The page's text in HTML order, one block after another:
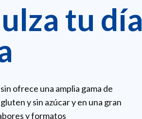
tu día
ofrece una amplia gama de
y sin azúcar y en una gran
y formatos